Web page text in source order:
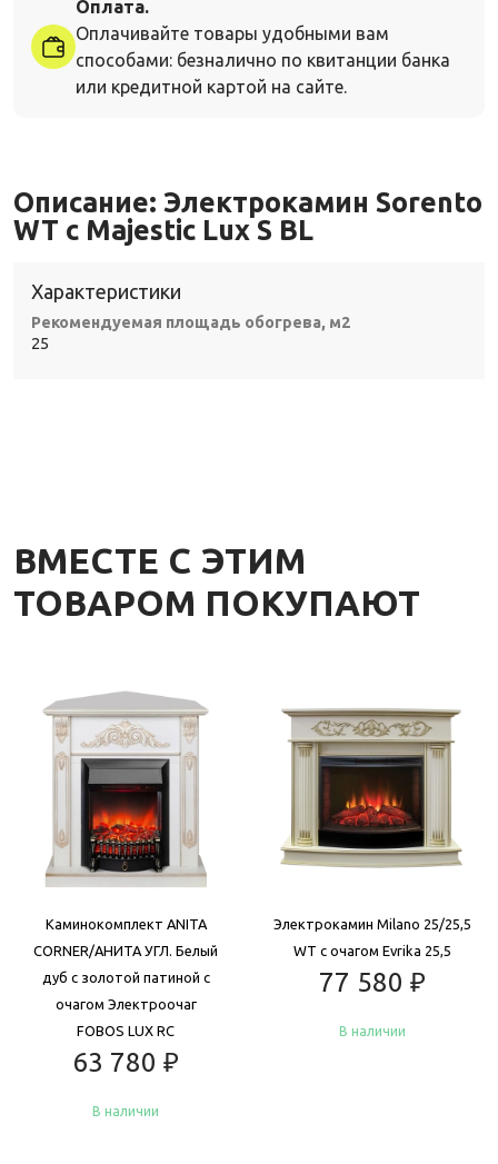
Оплата.
Оплачивайте товары удобными вам
способами: безналично по квитанции банка
или кредитной картой на сайте.
Описание: Электрокамин Sorento
WT с Majestic Lux S BL
Характеристики
Рекомендуемая площадь обогрева, м2
25
ВМЕСТЕ С ЭТИМ
ТОВАРОМ ПОКУПАЮТ
Каминокомплект ANITA
CORNER/АНИТА УГЛ. Белый
дуб с золотой патиной с
очагом Электроочаг
FOBOS LUX RC
63 780 ₽
В наличии
Электрокамин Milano 25/25,5
WT с очагом Evrika 25,5
77 580 ₽
В наличии